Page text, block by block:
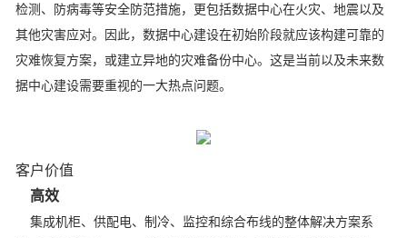
检测、防病毒等安全防范措施，更包括数据中心在火灾、地震以及
其他灾害应对。因此，数据中心建设在初始阶段就应该构建可靠的
灾难恢复方案，或建立异地的灾难备份中心。这是当前以及未来数
据中心建设需要重视的一大热点问题。
客户价值
高效
集成机柜、供配电、制冷、监控和综合布线的整体解决方案系